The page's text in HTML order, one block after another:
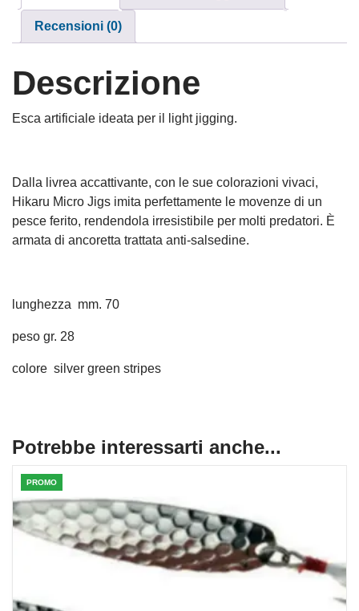
Recensioni (0)
Descrizione
Esca artificiale ideata per il light jigging.
Dalla livrea accattivante, con le sue colorazioni vivaci,
Hikaru Micro Jigs imita perfettamente le movenze di un
pesce ferito, rendendola irresistibile per molti predatori. È
armata di ancoretta trattata anti-salsedine.
lunghezza mm. 70
peso gr. 28
colore silver green stripes
Potrebbe interessarti anche...
PROMO